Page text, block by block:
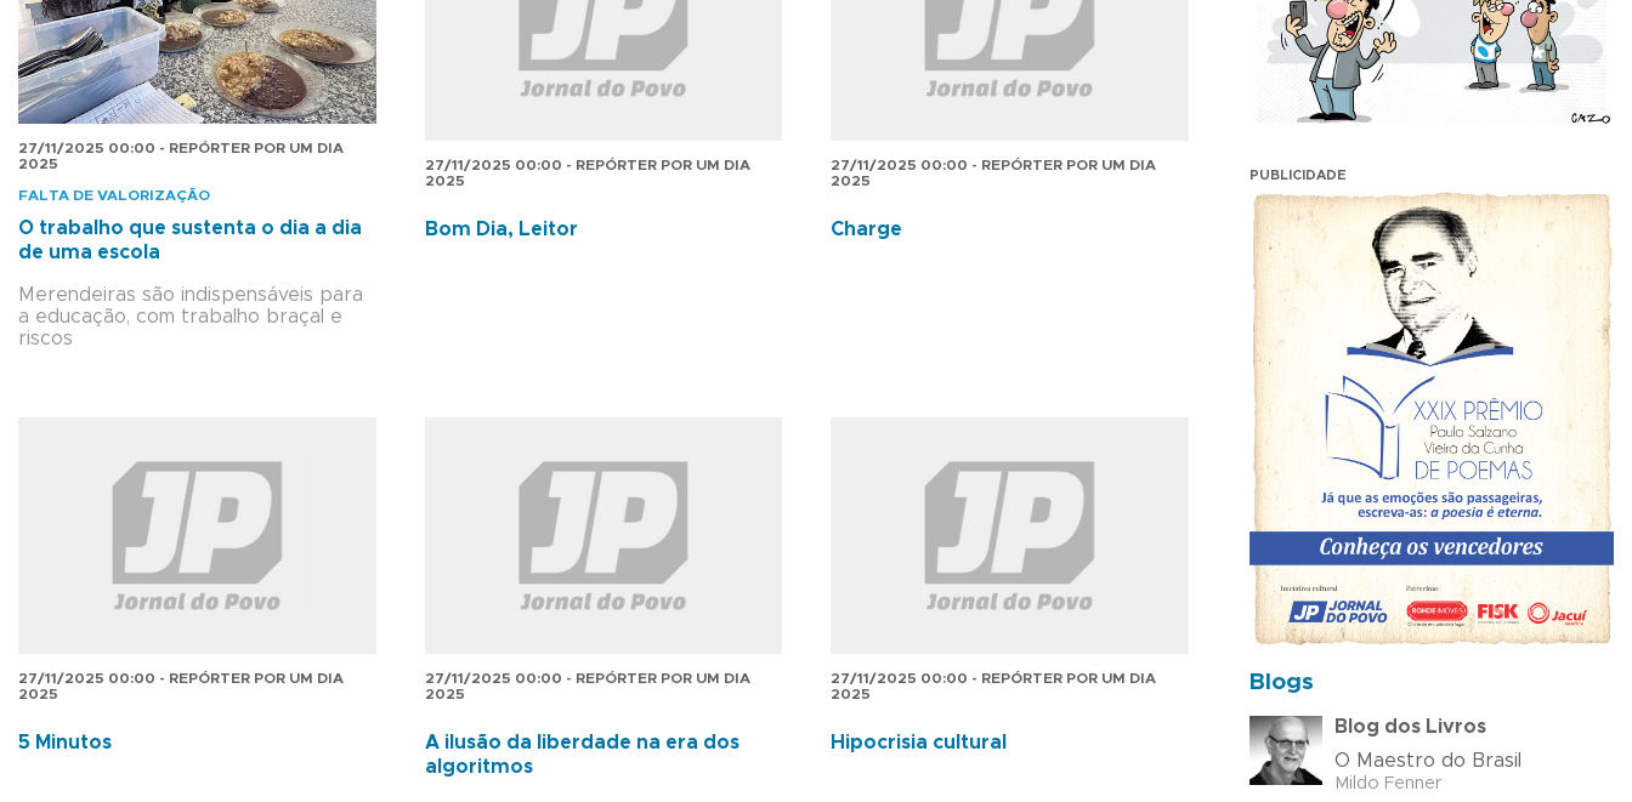
27/11/2025 00:00 - REPÓRTER POR UM DIA
2025
FALTA DE VALORIZAÇÃO
O trabalho que sustenta o dia a dia
de uma escola
Merendeiras são indispensáveis para
a educação, com trabalho braçal e
riscos
27/11/2025 00:00 - REPÓRTER POR UM DIA
2025
Bom Dia, Leitor
27/11/2025 00:00 - REPÓRTER POR UM DIA
2025
Charge
27/11/2025 00:00 - REPÓRTER POR UM DIA
2025
5 Minutos
27/11/2025 00:00 - REPÓRTER POR UM DIA
2025
A ilusão da liberdade na era dos
algoritmos
27/11/2025 00:00 - REPÓRTER POR UM DIA
2025
Hipocrisia cultural
PUBLICIDADE
Blogs
Blog dos Livros
O Maestro do Brasil
Mildo Fenner